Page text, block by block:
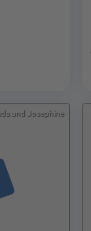
und Josephine